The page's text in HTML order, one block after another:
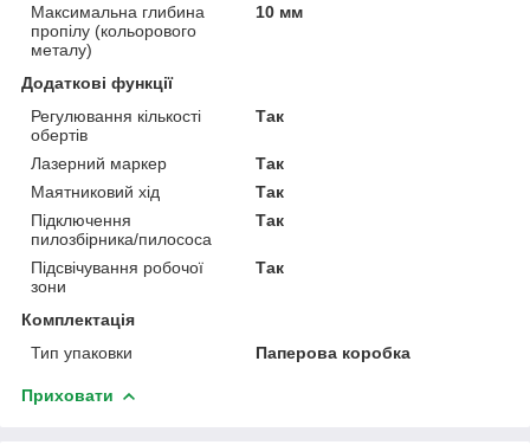
Максимальна глибина
пропілу (кольорового
металу)
10 мм
Додаткові функції
Регулювання кількості
обертів
Так
Лазерний маркер
Так
Маятниковий хід
Так
Підключення
пилозбірника/пилососа
Так
Підсвічування робочої
зони
Так
Комплектація
Тип упаковки
Паперова коробка
Приховати